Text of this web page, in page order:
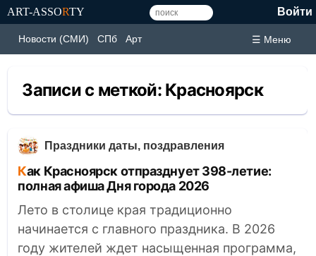
ART-ASSORTY Войти
Новости (СМИ) СПб Арт ☰ Меню
Записи с меткой: Красноярск
Праздники даты, поздравления
Как Красноярск отпразднует 398-летие:
полная афиша Дня города 2026
Лето в столице края традиционно
начинается с главного праздника. В 2026
году жителей ждет насыщенная программа,